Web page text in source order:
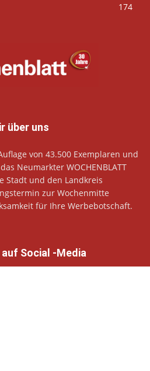
174
über uns
von 43.500 Exemplaren und
Neumarkter WOCHENBLATT
Stadt und den Landkreis
zur Wochenmitte
für Ihre Werbebotschaft.
Social -Media